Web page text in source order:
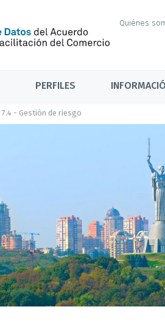
Quiénes
PERFILES
7.4 - Gestión de riesgo